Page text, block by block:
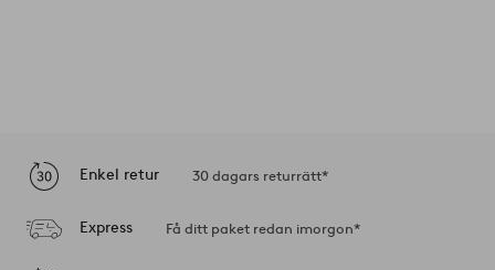
Enkel retur 30 dagars returrätt*
Express Få ditt paket redan imorgon*